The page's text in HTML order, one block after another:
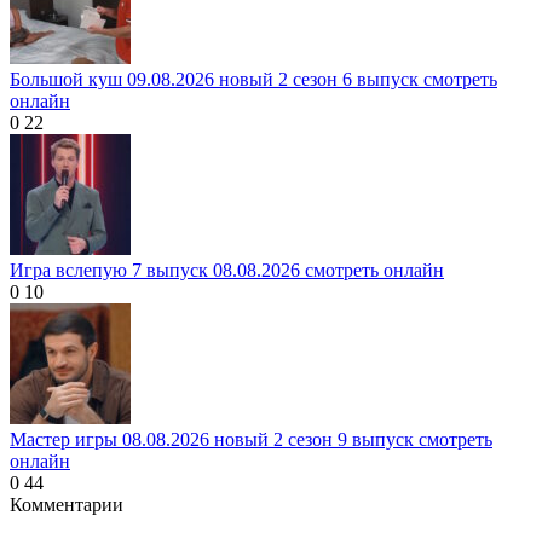
Большой куш 09.08.2026 новый 2 сезон 6 выпуск смотреть
онлайн
0 22
Игра вслепую 7 выпуск 08.08.2026 смотреть онлайн
0 10
Мастер игры 08.08.2026 новый 2 сезон 9 выпуск смотреть
онлайн
0 44
Комментарии